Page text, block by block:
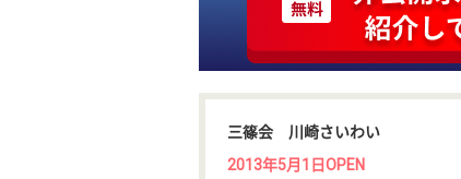
三篠会 川崎さいわい
2013年5月1日OPEN